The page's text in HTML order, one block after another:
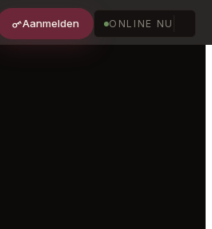
Aanmelden ONLINE NU